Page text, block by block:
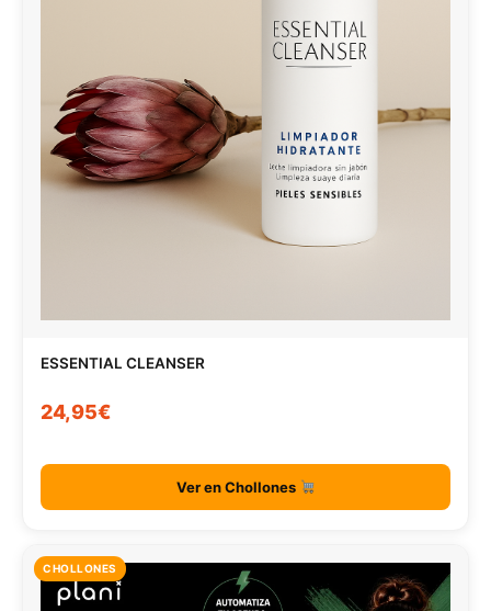
ESSENTIAL CLEANSER
24,95€
Ver en Chollones
CHOLLONES